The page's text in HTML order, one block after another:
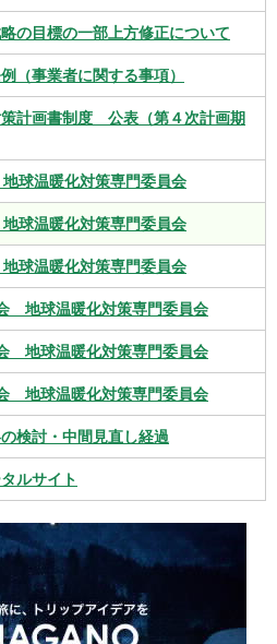
の目標の一部上方修正について
（事業者に関する事項）
計画書制度 公表（第４次計画期
球温暖化対策専門委員会
球温暖化対策専門委員会
球温暖化対策専門委員会
地球温暖化対策専門委員会
地球温暖化対策専門委員会
地球温暖化対策専門委員会
検討・中間見直し経過
ルサイト